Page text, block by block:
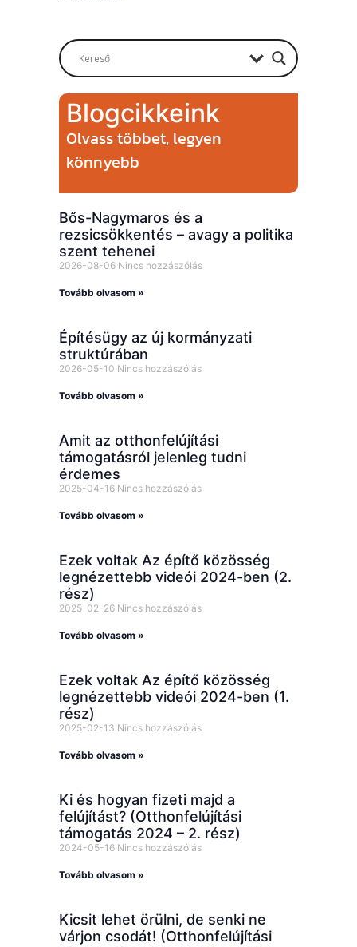
Blogcikkeink
Olvass többet, legyen
könnyebb
Bős-Nagymaros és a
rezsicsökkentés – avagy a politika
szent tehenei
2026-08-06 Nincs hozzászólás
Tovább olvasom »
Építésügy az új kormányzati
struktúrában
2026-05-10 Nincs hozzászólás
Tovább olvasom »
Amit az otthonfelújítási
támogatásról jelenleg tudni
érdemes
2025-04-16 Nincs hozzászólás
Tovább olvasom »
Ezek voltak Az építő közösség
legnézettebb videói 2024-ben (2.
rész)
2025-02-26 Nincs hozzászólás
Tovább olvasom »
Ezek voltak Az építő közösség
legnézettebb videói 2024-ben (1.
rész)
2025-02-13 Nincs hozzászólás
Tovább olvasom »
Ki és hogyan fizeti majd a
felújítást? (Otthonfelújítási
támogatás 2024 – 2. rész)
2024-05-16 Nincs hozzászólás
Tovább olvasom »
Kicsit lehet örülni, de senki ne
várjon csodát! (Otthonfelújítási